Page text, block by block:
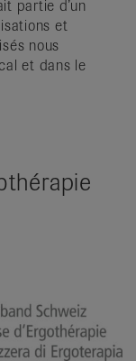
partie d’un
et
nous
et dans le